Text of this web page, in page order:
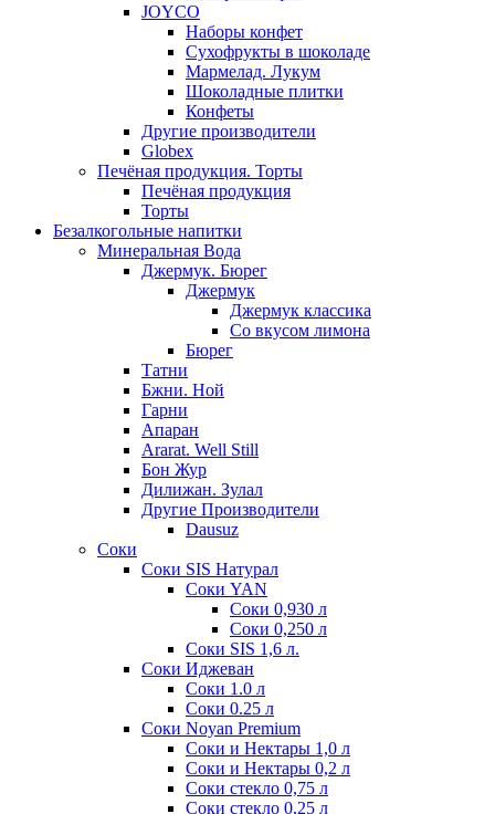
JOYCO
Наборы конфет
Сухофрукты в шоколаде
Мармелад. Лукум
Шоколадные плитки
Конфеты
Другие производители
Globex
Печёная продукция. Торты
Печёная продукция
Торты
Безалкогольные напитки
Минеральная Вода
Джермук. Бюрег
Джермук
Джермук классика
Со вкусом лимона
Бюрег
Татни
Бжни. Ной
Гарни
Апаран
Ararat. Well Still
Бон Жур
Дилижан. Зулал
Другие Производители
Dausuz
Соки
Соки SIS Натурал
Соки YAN
Соки 0,930 л
Соки 0,250 л
Соки SIS 1,6 л.
Соки Иджеван
Соки 1.0 л
Соки 0.25 л
Соки Noyan Premium
Соки и Нектары 1,0 л
Соки и Нектары 0,2 л
Соки стекло 0,75 л
Соки стекло 0,25 л